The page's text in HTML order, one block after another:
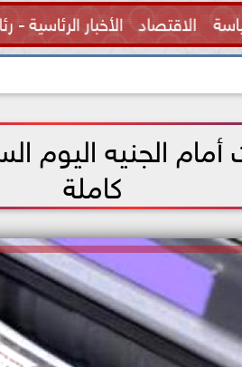
الاقتصاد الأخبار الرئاسية -
كاملة